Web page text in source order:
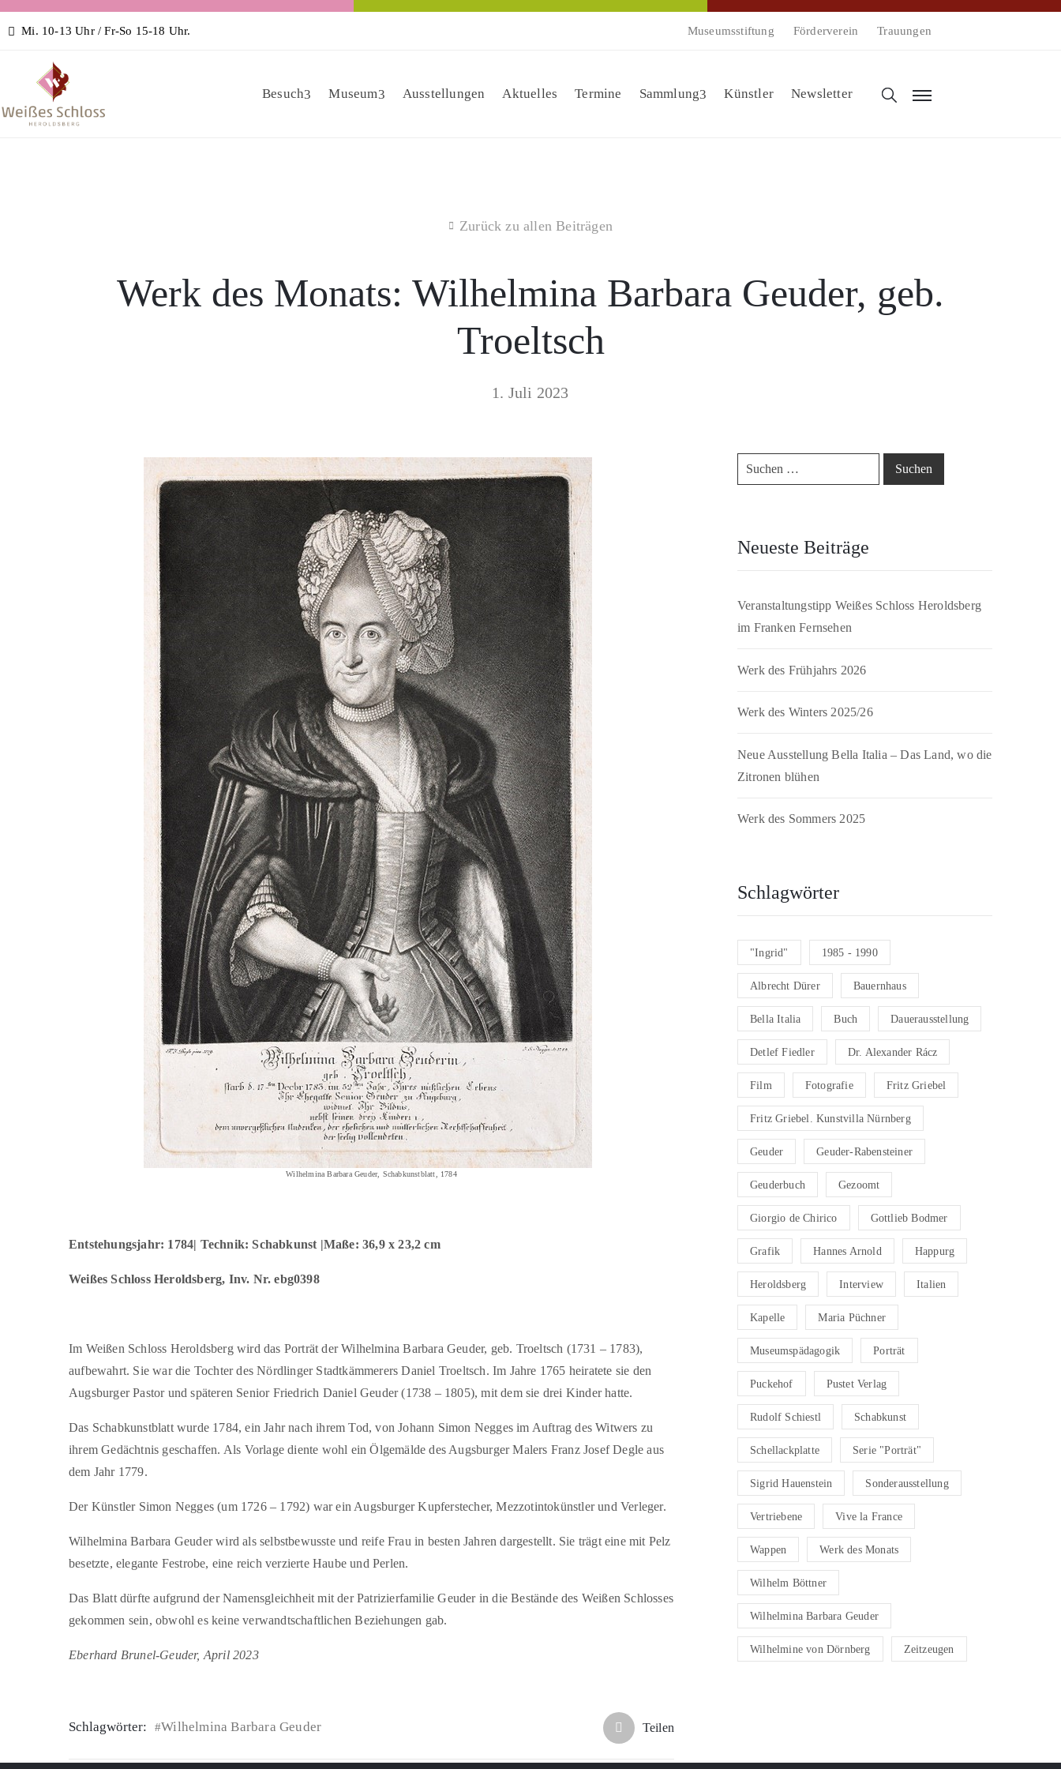
Mi. 10-13 Uhr / Fr-So 15-18 Uhr. Museumsstiftung Förderverein Trauungen
Besuch Museum Ausstellungen Aktuelles Termine Sammlung Künstler Newsletter
Zurück zu allen Beiträgen
Werk des Monats: Wilhelmina Barbara Geuder, geb.
Troeltsch
1. Juli 2023
Wilhelmina Barbara Geuder, Schabkunstblatt, 1784
Entstehungsjahr: 1784| Technik: Schabkunst |Maße: 36,9 x 23,2 cm
Weißes Schloss Heroldsberg, Inv. Nr. ebg0398
Im Weißen Schloss Heroldsberg wird das Porträt der Wilhelmina Barbara Geuder, geb. Troeltsch (1731 – 1783),
aufbewahrt. Sie war die Tochter des Nördlinger Stadtkämmerers Daniel Troeltsch. Im Jahre 1765 heiratete sie den
Augsburger Pastor und späteren Senior Friedrich Daniel Geuder (1738 – 1805), mit dem sie drei Kinder hatte.
Das Schabkunstblatt wurde 1784, ein Jahr nach ihrem Tod, von Johann Simon Negges im Auftrag des Witwers zu
ihrem Gedächtnis geschaffen. Als Vorlage diente wohl ein Ölgemälde des Augsburger Malers Franz Josef Degle aus
dem Jahr 1779.
Der Künstler Simon Negges (um 1726 – 1792) war ein Augsburger Kupferstecher, Mezzotintokünstler und Verleger.
Wilhelmina Barbara Geuder wird als selbstbewusste und reife Frau in besten Jahren dargestellt. Sie trägt eine mit Pelz
besetzte, elegante Festrobe, eine reich verzierte Haube und Perlen.
Das Blatt dürfte aufgrund der Namensgleichheit mit der Patrizierfamilie Geuder in die Bestände des Weißen Schlosses
gekommen sein, obwohl es keine verwandtschaftlichen Beziehungen gab.
Eberhard Brunel-Geuder, April 2023
Schlagwörter: #Wilhelmina Barbara Geuder Teilen
Neueste Beiträge
Veranstaltungstipp Weißes Schloss Heroldsberg
im Franken Fernsehen
Werk des Frühjahrs 2026
Werk des Winters 2025/26
Neue Ausstellung Bella Italia – Das Land, wo die
Zitronen blühen
Werk des Sommers 2025
Schlagwörter
"Ingrid" 1985 - 1990
Albrecht Dürer Bauernhaus
Bella Italia Buch Dauerausstellung
Detlef Fiedler Dr. Alexander Rácz
Film Fotografie Fritz Griebel
Fritz Griebel. Kunstvilla Nürnberg
Geuder Geuder-Rabensteiner
Geuderbuch Gezoomt
Giorgio de Chirico Gottlieb Bodmer
Grafik Hannes Arnold Happurg
Heroldsberg Interview Italien
Kapelle Maria Püchner
Museumspädagogik Porträt
Puckehof Pustet Verlag
Rudolf Schiestl Schabkunst
Schellackplatte Serie "Porträt"
Sigrid Hauenstein Sonderausstellung
Vertriebene Vive la France
Wappen Werk des Monats
Wilhelm Böttner
Wilhelmina Barbara Geuder
Wilhelmine von Dörnberg Zeitzeugen